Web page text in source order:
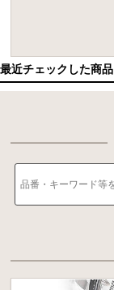
最近チェックした商品